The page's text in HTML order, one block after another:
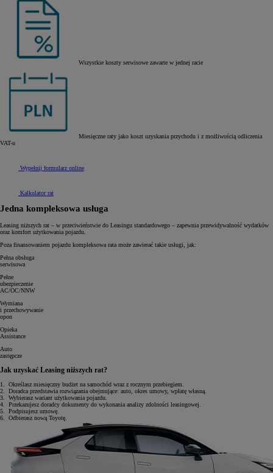
Wszystkie koszty serwisowe zawarte w jednej racie
Miesięczne raty jako koszt uzyskania przychodu i z możliwością odliczenia
VAT-u
Wypełnij formularz online
Kalkulator rat
Jedna kompleksowa usługa
Leasing niższych rat – w przeciwieństwie do Leasingu standardowego – zapewnia przewidywalność wydatków
oraz komfort użytkowania pojazdu.
Poza finansowaniem pojazdu kompleksowa rata może zawierać takie usługi, jak:
Pełna obsługa
serwisowa
Pełne
ubezpieczenie
AC/OC/NNW
Wymiana
i przechowywanie
opon
Opieka
Assistance
Auto
zastępcze
Jak uzyskać Leasing niższych rat?
1.
Określasz miesięczny budżet na samochód wraz z rocznym przebiegiem.
2.
Doradca przedstawia rozwiązania obejmujące: auto, okres umowy, wpłatę własną.
3.
Wybierasz wariant użytkowania pojazdu.
4.
Przekazujesz doradcy dokumenty do wykonania analizy zdolności leasingowej.
5.
Podpisujesz umowę.
6.
Odbierasz nową Toyotę.